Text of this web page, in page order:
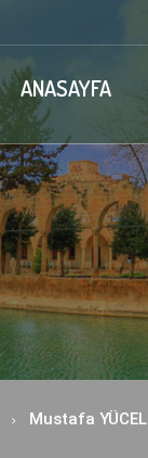
ANASAYFA
Mustafa YÜCEL